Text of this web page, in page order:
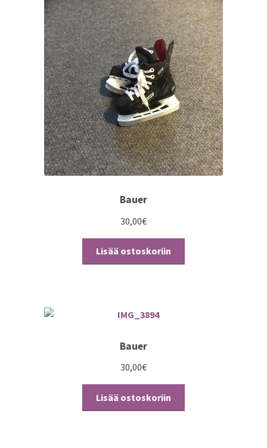
Bauer
30,00€
Lisää ostoskoriin
Bauer
30,00€
Lisää ostoskoriin